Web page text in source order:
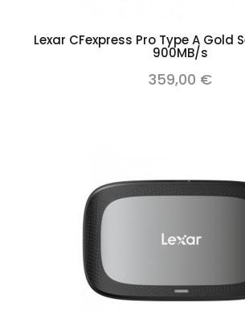
Lexar CFexpress Pro Type A Gold
900MB/s
359,00 €